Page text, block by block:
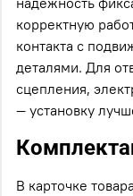
корректную
контакта с
деталями. Для
сцепления,
— установку
В карточке